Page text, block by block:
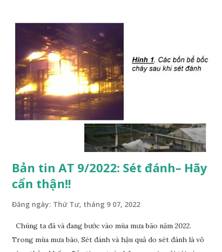
chứa chỉ được thiết kế để chịu được áp suất bên trong tối
thiểu, không phải áp suất bên ngoài hoặc chân không?
Ngay cả một lượng chân không nhỏ (vacuum) cũng có thể
khiến một bồn chứa lớn bị sập, như đã thấy trong nhiều sự
cố được báo cáo trong đó các bồn chứa bị sập do một việc
đơn giản như đóng lỗ thông hơi (Vent) trong khi bơm vật
liệu hoặc làm mát nhanh không gian hơi của bồn trong cơn
giông bão khi lỗ thông hơi bị đóng hoặc bị chặn . Các kỹ sư
Bản tin AT 9/2022: Sét đánh– Hãy
cẩn thận!!
Đăng ngày: Thứ Tư, tháng 9 07, 2022
Chúng ta đã và đang bước vào mùa mưa bão năm 2022.
Trong mùa mưa bão, Sét đánh và hậu quả do sét đánh là vô